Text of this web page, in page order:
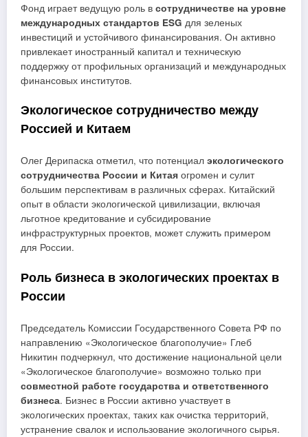
Фонд играет ведущую роль в сотрудничестве на уровне
международных стандартов ESG для зеленых
инвестиций и устойчивого финансирования. Он активно
привлекает иностранный капитал и техническую
поддержку от профильных организаций и международных
финансовых институтов.
Экологическое сотрудничество между
Россией и Китаем
Олег Дерипаска отметил, что потенциал экологического
сотрудничества России и Китая огромен и сулит
большим перспективам в различных сферах. Китайский
опыт в области экологической цивилизации, включая
льготное кредитование и субсидирование
инфраструктурных проектов, может служить примером
для России.
Роль бизнеса в экологических проектах в
России
Председатель Комиссии Государственного Совета РФ по
направлению «Экологическое благополучие» Глеб
Никитин подчеркнул, что достижение национальной цели
«Экологическое благополучие» возможно только при
совместной работе государства и ответственного
бизнеса. Бизнес в России активно участвует в
экологических проектах, таких как очистка территорий,
устранение свалок и использование экологичного сырья.